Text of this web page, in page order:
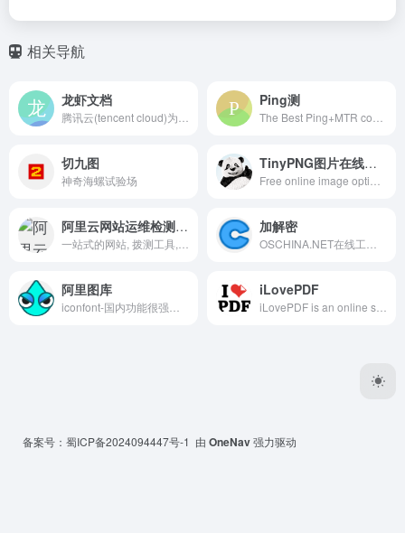
相关导航
龙虾文档 Ping测
切九图
神奇海螺试验场
TinyPNG图片在线压缩
阿里云网站运维检测平台 加解密
阿里图库 iLovePDF
备案号： 蜀ICP备2024094447号-1 由 OneNav强力驱动